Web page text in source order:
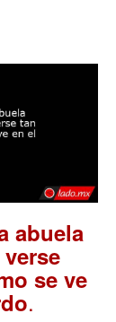
abuela
se ve
.